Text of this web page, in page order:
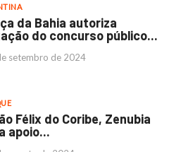
da Bahia autoriza
do concurso público...
setembro de 2024
Félix do Coribe, Zenubia
apoio...